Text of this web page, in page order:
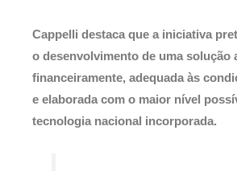
Cappelli destaca que a iniciativa
o desenvolvimento de uma solução
financeiramente, adequada às
e elaborada com o maior nível
tecnologia nacional incorporada.